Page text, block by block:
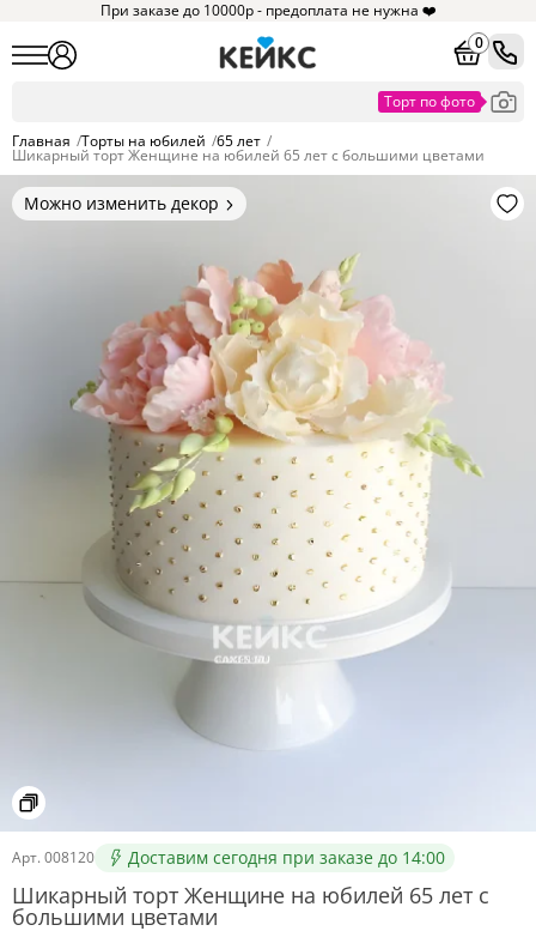
При заказе до 10000р - предоплата не нужна ❤️
0
Главная /Торты на юбилей /65 лет /
Шикарный торт Женщине на юбилей 65 лет с большими цветами
Можно изменить декор
Цвет покрытия, надписи,
Арт. 008120 Доставим сегодня при заказе до 14:00
Шикарный торт Женщине на юбилей 65 лет с
большими цветами